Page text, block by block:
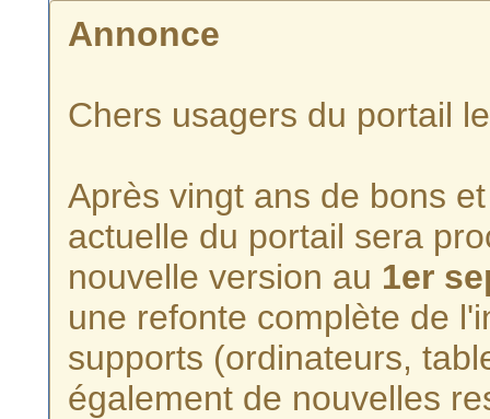
Annonce
Chers usagers du portail
Après vingt ans de bons
actuelle du portail sera
nouvelle version au 1er
une refonte complète de
supports (ordinateurs,
également de nouvelles